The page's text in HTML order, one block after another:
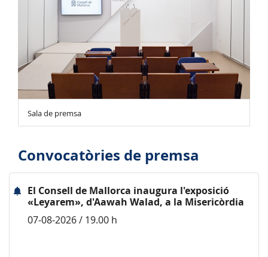
Sala de premsa
Convocatòries de premsa
El Consell de Mallorca inaugura l'exposició
«Leyarem», d'Aawah Walad, a la Misericòrdia
07-08-2026 / 19.00 h